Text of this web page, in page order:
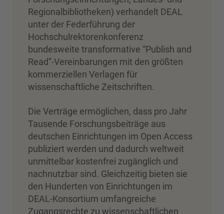
Regionalbibliotheken) verhandelt DEAL
unter der Federführung der
Hochschulrektorenkonferenz
bundesweite transformative “Publish and
Read”-Vereinbarungen mit den größten
kommerziellen Verlagen für
wissenschaftliche Zeitschriften.
Die Verträge ermöglichen, dass pro Jahr
Tausende Forschungsbeiträge aus
deutschen Einrichtungen im Open Access
publiziert werden und dadurch weltweit
unmittelbar kostenfrei zugänglich und
nachnutzbar sind. Gleichzeitig bieten sie
den Hunderten von Einrichtungen im
DEAL-Konsortium umfangreiche
Zugangsrechte zu wissenschaftlichen